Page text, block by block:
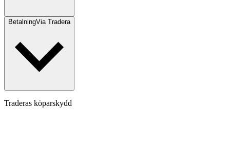
BetalningVia Tradera
Traderas köparskydd